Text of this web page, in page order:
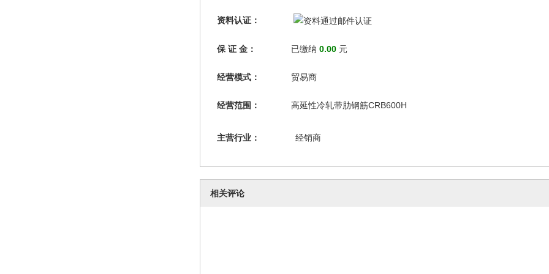
资料认证：
保 证 金： 已缴纳 0.00 元
经营模式： 贸易商
经营范围： 高延性冷轧带肋钢筋CRB600H
主营行业： 经销商
相关评论